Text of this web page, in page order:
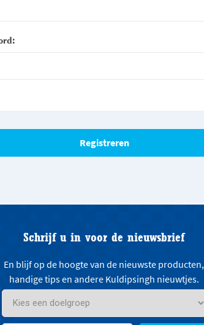
Schrijf u in voor de nieuwsbrief
En blijf op de hoogte van de nieuwste producten,
handige tips en andere Kuldipsingh nieuwtjes.